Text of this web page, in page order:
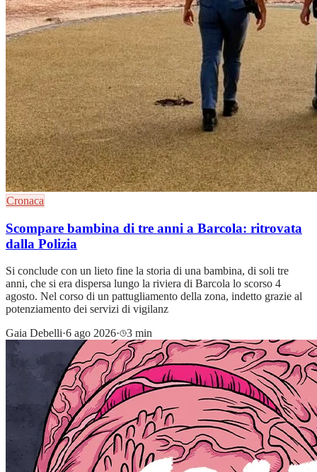
Cronaca
Scompare bambina di tre anni a Barcola: ritrovata
dalla Polizia
Si conclude con un lieto fine la storia di una bambina, di soli tre
anni, che si era dispersa lungo la riviera di Barcola lo scorso 4
agosto. Nel corso di un pattugliamento della zona, indetto grazie al
potenziamento dei servizi di vigilanz
Gaia Debelli·6 ago 2026· 3 min